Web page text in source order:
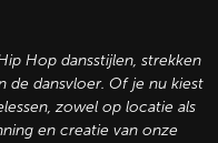
Hop dansstijlen, strekken
dansvloer. Of je nu kiest
zowel op locatie als
en creatie van onze